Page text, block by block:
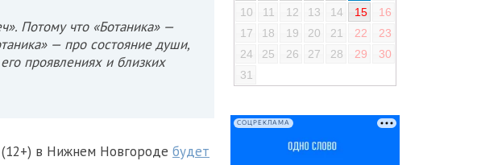
Потому что «Ботаника» —
— про состояние души,
проявлениях и близких
в Нижнем Новгороде будет
10
11 12 13 14 15
16
17
18 19 20 21 22
23
24
25 26 27 28 29
30
31
СОЦРЕКЛАМА